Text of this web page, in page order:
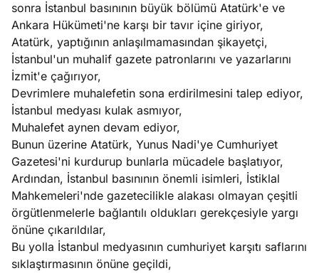
sonra İstanbul basınının büyük bölümü Atatürk'e ve
Ankara Hükümeti'ne karşı bir tavır içine giriyor,
Atatürk, yaptığının anlaşılmamasından şikayetçi,
İstanbul'un muhalif gazete patronlarını ve yazarlarını
İzmit'e çağırıyor,
Devrimlere muhalefetin sona erdirilmesini talep ediyor,
İstanbul medyası kulak asmıyor,
Muhalefet aynen devam ediyor,
Bunun üzerine Atatürk, Yunus Nadi'ye Cumhuriyet
Gazetesi'ni kurdurup bunlarla mücadele başlatıyor,
Ardından, İstanbul basınının önemli isimleri, İstiklal
Mahkemeleri'nde gazetecilikle alakası olmayan çeşitli
örgütlenmelerle bağlantılı oldukları gerekçesiyle yargı
önüne çıkarıldılar,
Bu yolla İstanbul medyasının cumhuriyet karşıtı saflarını
sıklaştırmasının önüne geçildi,